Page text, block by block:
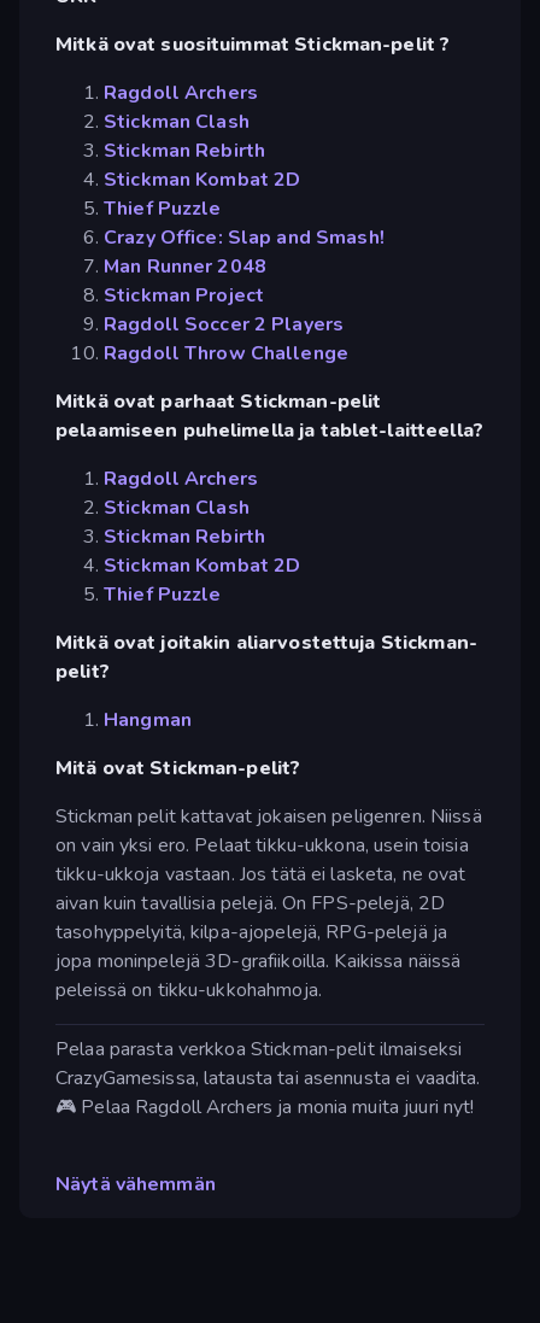
Mitkä ovat suosituimmat Stickman-pelit ?
Ragdoll Archers
Stickman Clash
Stickman Rebirth
Stickman Kombat 2D
Thief Puzzle
Crazy Office: Slap and Smash!
Man Runner 2048
Stickman Project
Ragdoll Soccer 2 Players
Ragdoll Throw Challenge
Mitkä ovat parhaat Stickman-pelit
pelaamiseen puhelimella ja tablet-laitteella?
Ragdoll Archers
Stickman Clash
Stickman Rebirth
Stickman Kombat 2D
Thief Puzzle
Mitkä ovat joitakin aliarvostettuja Stickman-
pelit?
Hangman
Mitä ovat Stickman-pelit?
Stickman pelit kattavat jokaisen peligenren. Niissä
on vain yksi ero. Pelaat tikku-ukkona, usein toisia
tikku-ukkoja vastaan. Jos tätä ei lasketa, ne ovat
aivan kuin tavallisia pelejä. On FPS-pelejä, 2D
tasohyppelyitä, kilpa-ajopelejä, RPG-pelejä ja
jopa moninpelejä 3D-grafiikoilla. Kaikissa näissä
peleissä on tikku-ukkohahmoja.
Pelaa parasta verkkoa Stickman-pelit ilmaiseksi
CrazyGamesissa, latausta tai asennusta ei vaadita.
🎮 Pelaa Ragdoll Archers ja monia muita juuri nyt!
Näytä vähemmän